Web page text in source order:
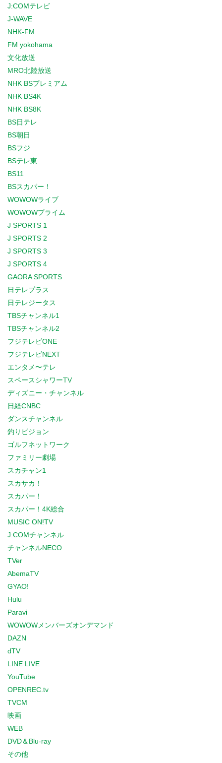
J:COMテレビ
J-WAVE
NHK-FM
FM yokohama
文化放送
MRO北陸放送
NHK BSプレミアム
NHK BS4K
NHK BS8K
BS日テレ
BS朝日
BSフジ
BSテレ東
BS11
BSスカパー！
WOWOWライブ
WOWOWプライム
J SPORTS 1
J SPORTS 2
J SPORTS 3
J SPORTS 4
GAORA SPORTS
日テレプラス
日テレジータス
TBSチャンネル1
TBSチャンネル2
フジテレビONE
フジテレビNEXT
エンタメ〜テレ
スペースシャワーTV
ディズニー・チャンネル
日経CNBC
ダンスチャンネル
釣りビジョン
ゴルフネットワーク
ファミリー劇場
スカチャン1
スカサカ！
スカパー！
スカパー！4K総合
MUSIC ON!TV
J:COMチャンネル
チャンネルNECO
TVer
AbemaTV
GYAO!
Hulu
Paravi
WOWOWメンバーズオンデマンド
DAZN
dTV
LINE LIVE
YouTube
OPENREC.tv
TVCM
映画
WEB
DVD＆Blu-ray
その他